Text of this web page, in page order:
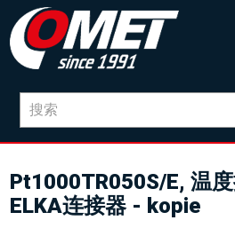
Pt1000TR050S/E, 温
ELKA连接器 - kopie